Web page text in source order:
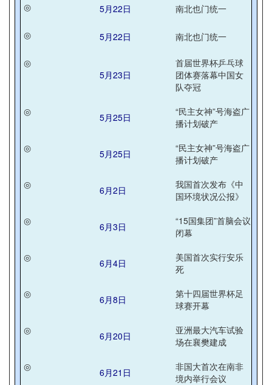
◎
5月22日 南北也门统一
◎ 5月22日 南北也门统一
◎
5月23日
首届世界杯乒乓球
团体赛落幕中国女
队夺冠
◎
5月25日
“民主女神”号海盗广
播计划破产
◎
5月25日
“民主女神”号海盗广
播计划破产
◎
6月2日
我国首次发布《中
国环境状况公报》
◎
6月3日
“15国集团”首脑会议
闭幕
◎
6月4日
美国首次实行安乐
死
◎
6月8日
第十四届世界杯足
球赛开幕
◎
6月20日
亚洲最大汽车试验
场在襄樊建成
◎
6月21日
非国大首次在南非
境内举行会议